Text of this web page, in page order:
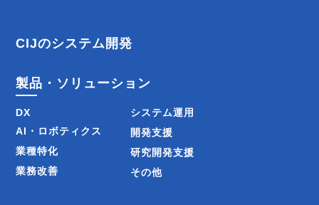
CIJのシステム開発
製品・ソリューション
DX
AI・ロボティクス
業種特化
業務改善
システム運用
開発支援
研究開発支援
その他